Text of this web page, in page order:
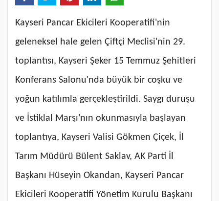
Kayseri Pancar Ekicileri Kooperatifi'nin
geleneksel hale gelen Çiftçi Meclisi'nin 29.
toplantısı, Kayseri Şeker 15 Temmuz Şehitleri
Konferans Salonu'nda büyük bir coşku ve
yoğun katılımla gerçekleştirildi. Saygı duruşu
ve İstiklal Marşı'nın okunmasıyla başlayan
toplantıya, Kayseri Valisi Gökmen Çiçek, İl
Tarım Müdürü Bülent Saklav, AK Parti İl
Başkanı Hüseyin Okandan, Kayseri Pancar
Ekicileri Kooperatifi Yönetim Kurulu Başkanı